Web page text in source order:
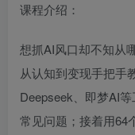
课程介绍：
想抓AI风口却不知从
从认知到变现手把手
Deepseek、即梦AI
常见问题；接着用64